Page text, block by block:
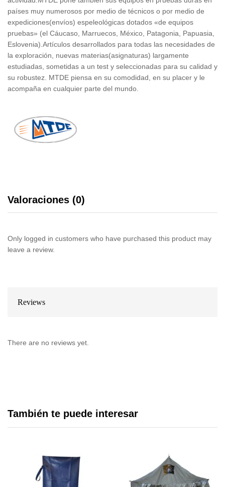
países muy numerosos por medio de técnicos o por medio de
expediciones(envíos) espeleológicas dotados «de equipos
pruebas» (el Cáucaso, Marruecos, México, Patagonia, Papuasia,
Eslovenia).Artículos desarrollados para todas las necesidades de
la exploración, nuevas materias(asignaturas) largamente
estudiadas, sometidas a un test y seleccionadas para su calidad y
su robustez. MTDE piensa en su comodidad, en su placer y le
acompaña en cualquier parte del mundo.
Valoraciones (0)
Only logged in customers who have purchased this product may
leave a review.
Reviews
There are no reviews yet.
También te puede interesar